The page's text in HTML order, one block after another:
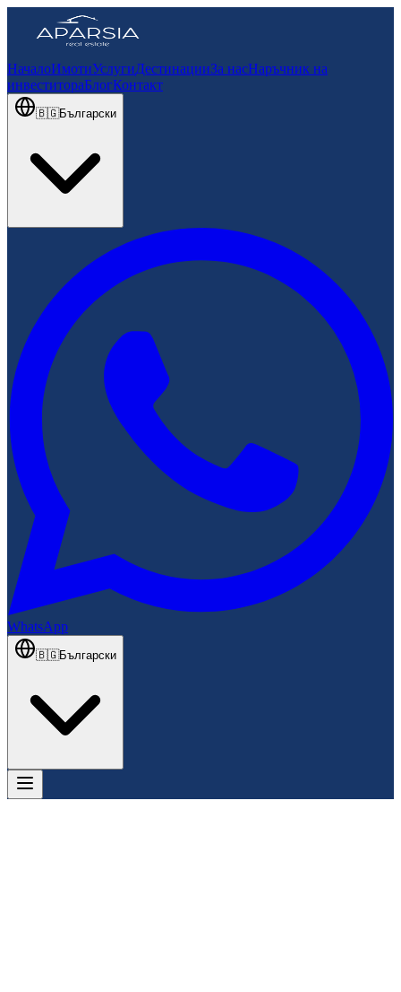
НачалоИмотиУслугиДестинацииЗа насНаръчник на
инвеститораБлогКонтакт
🇧🇬Български
WhatsApp
🇧🇬Български